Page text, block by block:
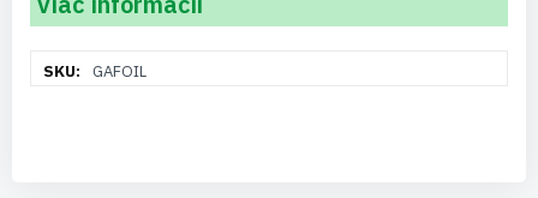
informáciíGAFOIL